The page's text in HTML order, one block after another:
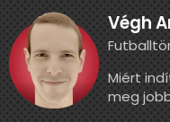
Végh
Miért
meg